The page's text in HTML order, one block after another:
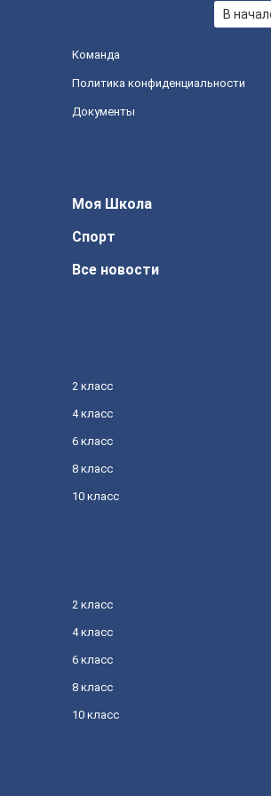
В
Команда
Политика конфиденциальности
Документы
Моя Школа
Спорт
Все новости
2 класс
4 класс
6 класс
8 класс
10 класс
2 класс
4 класс
6 класс
8 класс
10 класс